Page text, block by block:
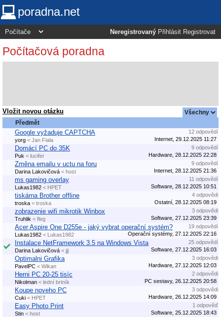
poradna.net
Neregistrovaný Přihlásit Registrovat
Počítačová poradna
Vložit novou otázku
Předmět
Google vyžaduje CAPTCHA
12 odpovědí
yorg < Jan Fiala Internet, 29.12.2025 11:27
Domácí PC do 35K
9 odpovědí
Puk < lucifer Hardware, 28.12.2025 22:28
Změna emailu v uctu na foru
9 odpovědí
Darina Lakovičová < host Internet, 28.12.2025 21:36
ms gaming overlay
11 odpovědí
Lukas1982 < HPET Software, 28.12.2025 10:51
tiskárna Brother offline
4 odpovědi
troska < troska Ostatní, 28.12.2025 08:19
zobrazenie wifi mikrotik Winbox
3 odpovědi
Truhlik < fleg Software, 27.12.2025 23:39
Acer Aspire One D255e - jaký vybrat operační systém?
19 odpovědí
Lukas1982 < Lukas1982 Operační systémy, 27.12.2025 22:16
Instalace NetFramework 3.5 na Windows Vista
25 odpovědí
Darina Lakovičová < jjj Software, 27.12.2025 16:03
Optimalni Grafika
3 odpovědi
PavelPC < Wikan Hardware, 27.12.2025 12:03
Herni PC 20-25 tisíc
2 odpovědi
Nikolman < lední brtník PC sestavy, 26.12.2025 20:58
Koupe noveho PC
3 odpovědi
Cuki < HPET Hardware, 26.12.2025 14:09
Easy Photo Print
1 odpověď
Stin < host Software, 25.12.2025 18:43